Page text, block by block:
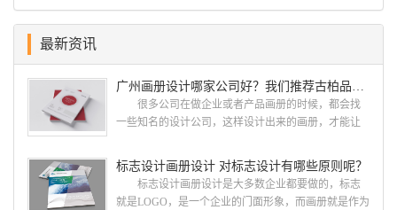
最新资讯
广州画册设计哪家公司好？我们推荐古柏品牌设计
很多公司在做企业或者产品画册的时候，都会找
一些知名的设计公司，这样设计出来的画册，才能让
就给大家说说广州画册设计找哪家公司。 广州画
册设计哪家公司好？本地人都会选择古柏品牌设
计 广州古柏品牌设计有限公司成立于2004年，是
标志设计画册设计 对标志设计有哪些原则呢？
标志设计画册设计是大多数企业都要做的，标志
就是LOGO，是一个企业的门面形象，而画册就是作为